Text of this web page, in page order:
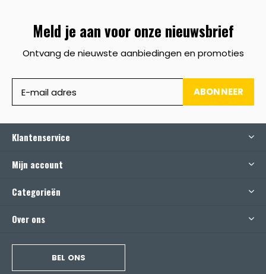
Meld je aan voor onze nieuwsbrief
Ontvang de nieuwste aanbiedingen en promoties
ABONNEER
Klantenservice
Mijn account
Categorieën
Over ons
BEL ONS